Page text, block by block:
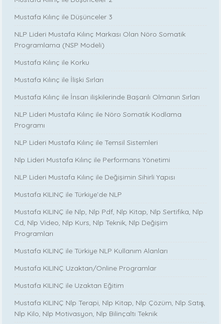
Mustafa Kılınç ile Düşünceler 3
NLP Lideri Mustafa Kılınç Markası Olan Nöro Somatik
Programlama (NSP Modeli)
Mustafa Kılınç ile Korku
Mustafa Kılınç ile İlişki Sırları
Mustafa Kılınç ile İnsan ilişkilerinde Başarılı Olmanın Sırları
NLP Lideri Mustafa Kılınç ile Nöro Somatik Kodlama
Programı
NLP Lideri Mustafa Kılınç ile Temsil Sistemleri
Nlp Lideri Mustafa Kılınç ile Performans Yönetimi
NLP Lideri Mustafa Kılınç ile Değişimin Sihirli Yapısı
Mustafa KILINÇ ile Türkiye’de NLP
Mustafa KILINÇ ile Nlp, Nlp Pdf, Nlp Kitap, Nlp Sertifika, Nlp
Cd, Nlp Video, Nlp Kurs, Nlp Teknik, Nlp Değişim
Programları
Mustafa KILINÇ ile Türkiye NLP Kullanım Alanları
Mustafa KILINÇ Uzaktan/Online Programlar
Mustafa KILINÇ ile Uzaktan Eğitim
Mustafa KILINÇ Nlp Terapi, Nlp Kitap, Nlp Çözüm, Nlp Satış,
Nlp Kilo, Nlp Motivasyon, Nlp Bilinçaltı Teknik